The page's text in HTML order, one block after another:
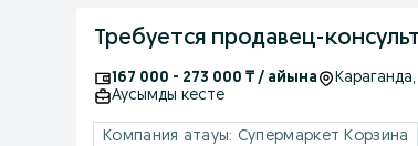
Требуется продавец-
167 000 - 273 000 ₸ / айына Караганда
Аусымды кесте
Компания атауы: Супермаркет Корзина